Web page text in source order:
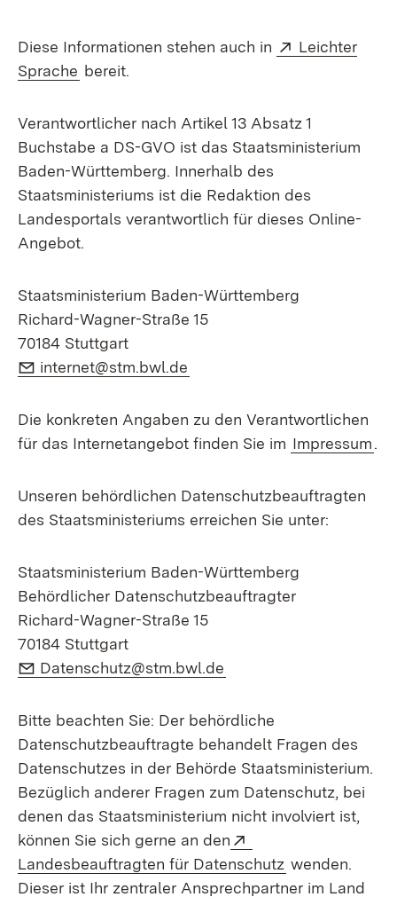
Diese Informationen stehen auch in Extern:
Leichter
Sprache (Öffnet in neuem Fenster)
bereit.
Verantwortlicher nach Artikel 13 Absatz 1
Buchstabe a DS-GVO ist das Staatsministerium
Baden-Württemberg. Innerhalb des
Staatsministeriums ist die Redaktion des
Landesportals verantwortlich für dieses Online-
Angebot.
Staatsministerium Baden-Württemberg
Richard-Wagner-Straße 15
70184 Stuttgart
E-Mail:
internet@stm.bwl.de
Die konkreten Angaben zu den Verantwortlichen
für das Internetangebot finden Sie im Impressum.
Unseren behördlichen Datenschutzbeauftragten
des Staatsministeriums erreichen Sie unter:
Staatsministerium Baden-Württemberg
Behördlicher Datenschutzbeauftragter
Richard-Wagner-Straße 15
70184 Stuttgart
E-Mail:
Datenschutz@stm.bwl.de
Bitte beachten Sie: Der behördliche
Datenschutzbeauftragte behandelt Fragen des
Datenschutzes in der Behörde Staatsministerium.
Bezüglich anderer Fragen zum Datenschutz, bei
denen das Staatsministerium nicht involviert ist,
können Sie sich gerne an den
Landesbeauftragten für Datenschutz (Öffnet in
wenden.
Dieser ist Ihr zentraler Ansprechpartner im Land